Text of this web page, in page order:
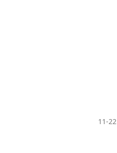
11-22